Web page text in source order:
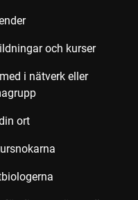
och kurser
i nätverk eller
ort